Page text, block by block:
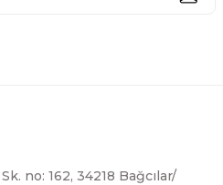
no: 162, 34218 Bağcılar/